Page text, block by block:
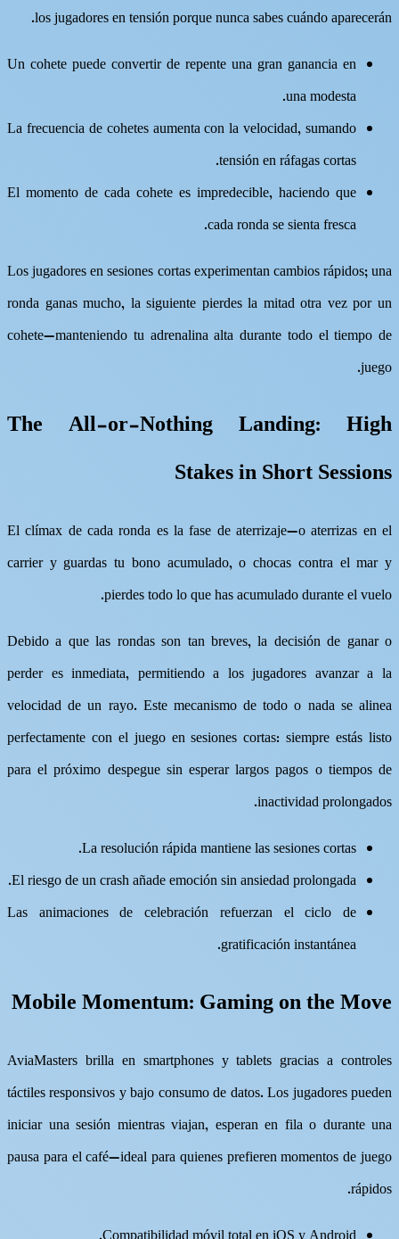
los jugadores en tensión porque nunca sabes cuándo aparecerán.
Un cohete puede convertir de repente una gran ganancia en
una modesta.
La frecuencia de cohetes aumenta con la velocidad, sumando
tensión en ráfagas cortas.
El momento de cada cohete es impredecible, haciendo que
cada ronda se sienta fresca.
Los jugadores en sesiones cortas experimentan cambios rápidos; una
ronda ganas mucho, la siguiente pierdes la mitad otra vez por un
cohete—manteniendo tu adrenalina alta durante todo el tiempo de
juego.
The All-or-Nothing Landing: High
Stakes in Short Sessions
El clímax de cada ronda es la fase de aterrizaje—o aterrizas en el
carrier y guardas tu bono acumulado, o chocas contra el mar y
pierdes todo lo que has acumulado durante el vuelo.
Debido a que las rondas son tan breves, la decisión de ganar o
perder es inmediata, permitiendo a los jugadores avanzar a la
velocidad de un rayo. Este mecanismo de todo o nada se alinea
perfectamente con el juego en sesiones cortas: siempre estás listo
para el próximo despegue sin esperar largos pagos o tiempos de
inactividad prolongados.
La resolución rápida mantiene las sesiones cortas.
El riesgo de un crash añade emoción sin ansiedad prolongada.
Las animaciones de celebración refuerzan el ciclo de
gratificación instantánea.
Mobile Momentum: Gaming on the Move
AviaMasters brilla en smartphones y tablets gracias a controles
táctiles responsivos y bajo consumo de datos. Los jugadores pueden
iniciar una sesión mientras viajan, esperan en fila o durante una
pausa para el café—ideal para quienes prefieren momentos de juego
rápidos.